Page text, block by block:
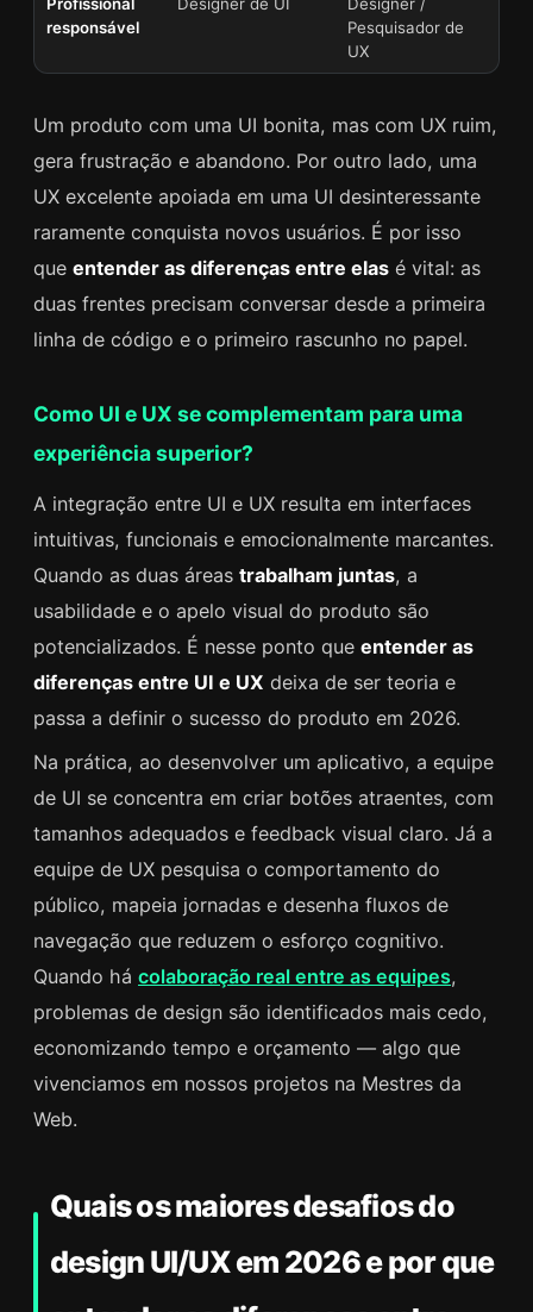
responsável
Pesquisador de
UX
Um produto com uma UI bonita, mas com UX ruim,
gera frustração e abandono. Por outro lado, uma
UX excelente apoiada em uma UI desinteressante
raramente conquista novos usuários. É por isso
que entender as diferenças entre elas é vital: as
duas frentes precisam conversar desde a primeira
linha de código e o primeiro rascunho no papel.
Como UI e UX se complementam para uma
experiência superior?
A integração entre UI e UX resulta em interfaces
intuitivas, funcionais e emocionalmente marcantes.
Quando as duas áreas trabalham juntas, a
usabilidade e o apelo visual do produto são
potencializados. É nesse ponto que entender as
diferenças entre UI e UX deixa de ser teoria e
passa a definir o sucesso do produto em 2026.
Na prática, ao desenvolver um aplicativo, a equipe
de UI se concentra em criar botões atraentes, com
tamanhos adequados e feedback visual claro. Já a
equipe de UX pesquisa o comportamento do
público, mapeia jornadas e desenha fluxos de
navegação que reduzem o esforço cognitivo.
Quando há colaboração real entre as equipes,
problemas de design são identificados mais cedo,
economizando tempo e orçamento — algo que
vivenciamos em nossos projetos na Mestres da
Web.
Quais os maiores desafios do
design UI/UX em 2026 e por que